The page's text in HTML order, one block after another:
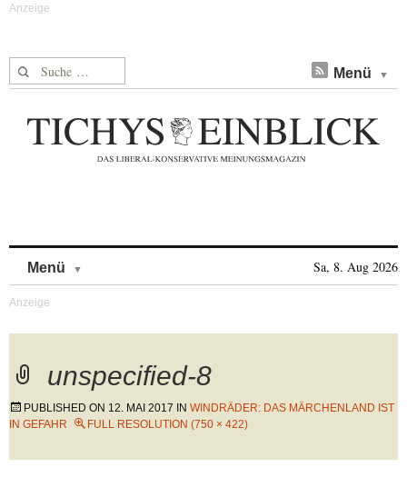
Suche nach: Menü
Menü Sa, 8. Aug 2026
unspecified-8
PUBLISHED ON 12. MAI 2017 IN WINDRÄDER: DAS MÄRCHENLAND IST
IN GEFAHR
FULL RESOLUTION (750 × 422)